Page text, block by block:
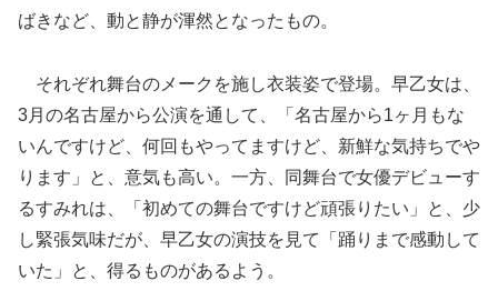
ばきなど、動と静が渾然となったもの。
それぞれ舞台のメークを施し衣装姿で登場。早乙女は、
3月の名古屋から公演を通して、「名古屋から1ヶ月もな
いんですけど、何回もやってますけど、新鮮な気持ちでや
ります」と、意気も高い。一方、同舞台で女優デビューす
るすみれは、「初めての舞台ですけど頑張りたい」と、少
し緊張気味だが、早乙女の演技を見て「踊りまで感動して
いた」と、得るものがあるよう。